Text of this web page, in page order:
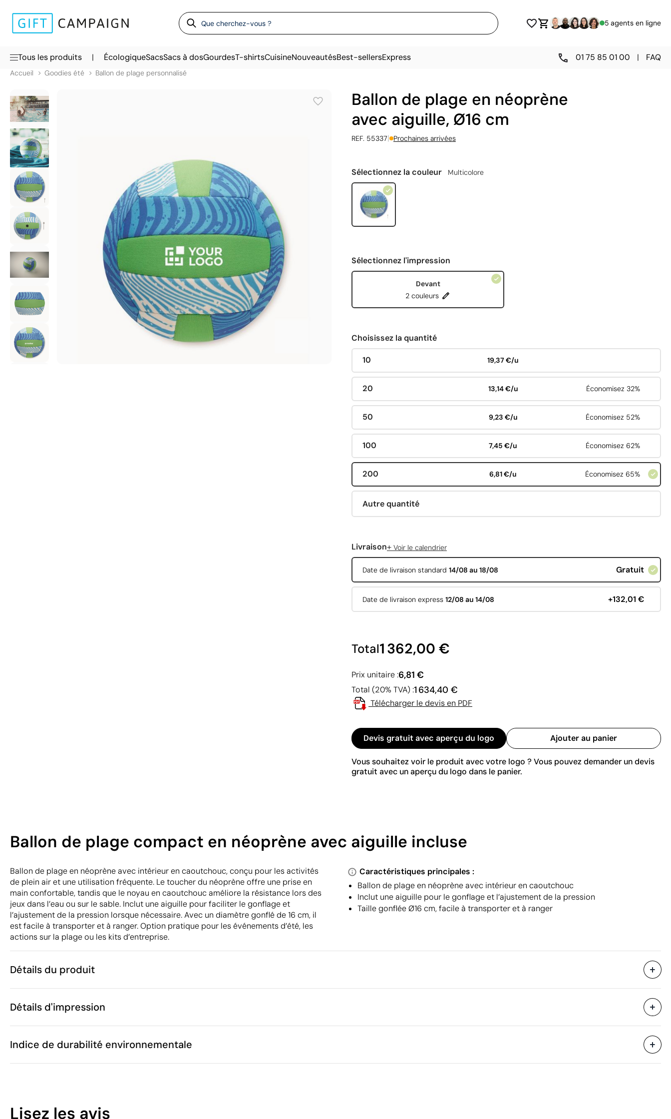
5 agents en ligne
Tous les produits | ÉcologiqueSacsSacs à dosGourdesT-shirtsCuisineNouveautésBest-sellersExpress 01 75 85 01 00 | FAQ
Accueil Goodies été Ballon de plage personnalisé
Ballon de plage en néoprène
avec aiguille, Ø16 cm
REF. 55337| Prochaines arrivées
Sélectionnez la couleur Multicolore
Sélectionnez l'impression
Devant
2 couleurs
Choisissez la quantité
10 19,37 €/u
20 13,14 €/u Économisez 32%
50 9,23 €/u Économisez 52%
100 7,45 €/u Économisez 62%
200 6,81 €/u Économisez 65%
Autre quantité
Livraison+ Voir le calendrier
Date de livraison standard 14/08 au 18/08 Gratuit
Date de livraison express 12/08 au 14/08 +132,01 €
Total1 362,00 €
Prix unitaire :6,81 €
Total (20% TVA) :1 634,40 €
Télécharger le devis en PDF
Devis gratuit avec aperçu du logo Ajouter au panier
Vous souhaitez voir le produit avec votre logo ? Vous pouvez demander un devis
gratuit avec un aperçu du logo dans le panier.
Ballon de plage compact en néoprène avec aiguille incluse
Ballon de plage en néoprène avec intérieur en caoutchouc, conçu pour les activités
de plein air et une utilisation fréquente. Le toucher du néoprène offre une prise en
main confortable, tandis que le noyau en caoutchouc améliore la résistance lors des
jeux dans l’eau ou sur le sable. Inclut une aiguille pour faciliter le gonflage et
l’ajustement de la pression lorsque nécessaire. Avec un diamètre gonflé de 16 cm, il
est facile à transporter et à ranger. Option pratique pour les événements d’été, les
actions sur la plage ou les kits d’entreprise.
Caractéristiques principales :
Ballon de plage en néoprène avec intérieur en caoutchouc
Inclut une aiguille pour le gonflage et l’ajustement de la pression
Taille gonflée Ø16 cm, facile à transporter et à ranger
Détails du produit
Caractéristiques
Code du produit
Poids
116 g
Pays de fabrication
Chine
Emballage
Détails d'impression
Indice de durabilité environnementale
Lisez les avis